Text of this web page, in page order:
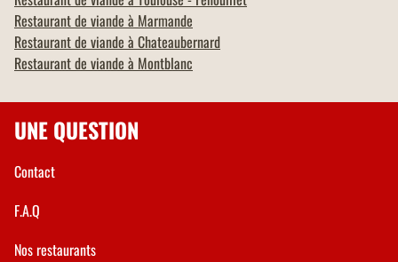
Restaurant de viande à Marmande
Restaurant de viande à Chateaubernard
Restaurant de viande à Montblanc
UNE QUESTION
Contact
F.A.Q
Nos restaurants